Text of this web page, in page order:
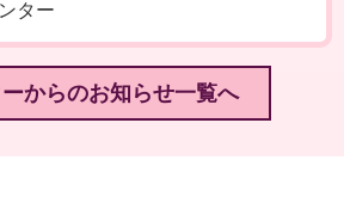
ター
からのお知らせ一覧へ